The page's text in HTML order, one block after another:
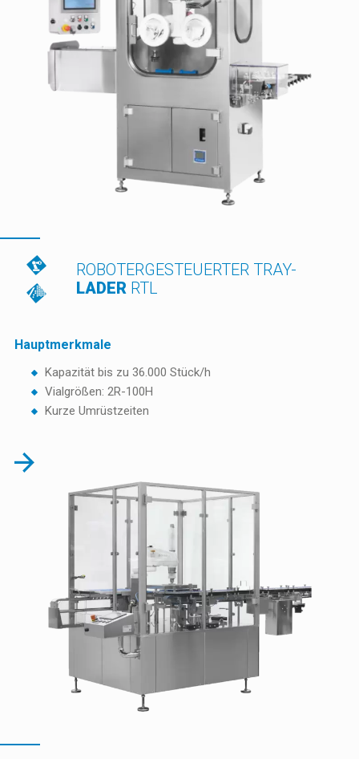
ROBOTERGESTEUERTER TRAY-
LADER RTL
Hauptmerkmale
Kapazität bis zu 36.000 Stück/h
Vialgrößen: 2R-100H
Kurze Umrüstzeiten